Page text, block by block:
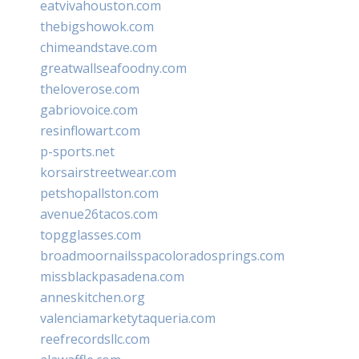
eatvivahouston.com
thebigshowok.com
chimeandstave.com
greatwallseafoodny.com
theloverose.com
gabriovoice.com
resinflowart.com
p-sports.net
korsairstreetwear.com
petshopallston.com
avenue26tacos.com
topgglasses.com
broadmoornailsspacoloradosprings.com
missblackpasadena.com
anneskitchen.org
valenciamarketytaqueria.com
reefrecordsllc.com